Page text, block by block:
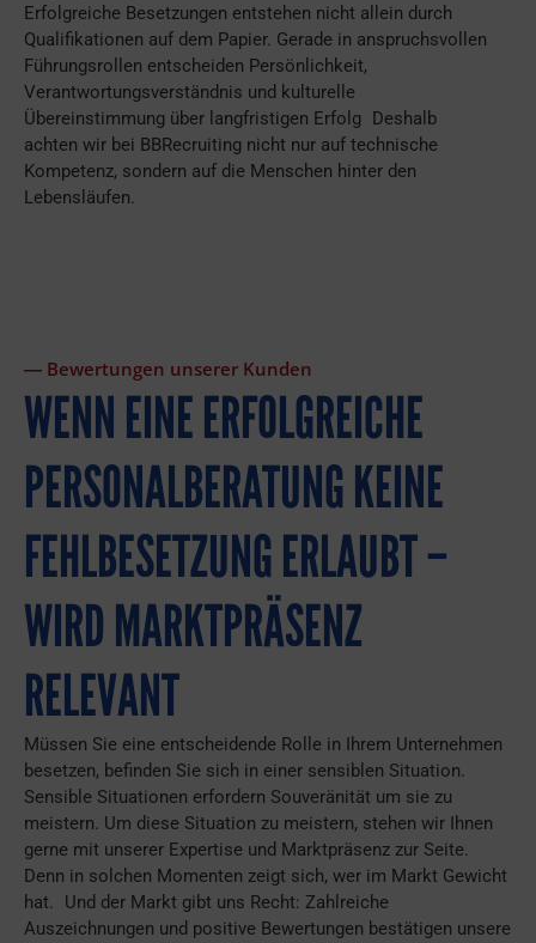
Erfolgreiche Besetzungen entstehen nicht allein durch
Qualifikationen auf dem Papier. Gerade in anspruchsvollen
Führungsrollen entscheiden Persönlichkeit,
Verantwortungsverständnis und kulturelle
Übereinstimmung über langfristigen Erfolg Deshalb
achten wir bei BBRecruiting nicht nur auf technische
Kompetenz, sondern auf die Menschen hinter den
Lebensläufen.
― Bewertungen unserer Kunden
WENN EINE ERFOLGREICHE
PERSONALBERATUNG KEINE
FEHLBESETZUNG ERLAUBT –
WIRD MARKTPRÄSENZ
RELEVANT
Müssen Sie eine entscheidende Rolle in Ihrem Unternehmen
besetzen, befinden Sie sich in einer sensiblen Situation.
Sensible Situationen erfordern Souveränität um sie zu
meistern. Um diese Situation zu meistern, stehen wir Ihnen
gerne mit unserer Expertise und Marktpräsenz zur Seite.
Denn in solchen Momenten zeigt sich, wer im Markt Gewicht
hat. Und der Markt gibt uns Recht: Zahlreiche
Auszeichnungen und positive Bewertungen bestätigen unsere